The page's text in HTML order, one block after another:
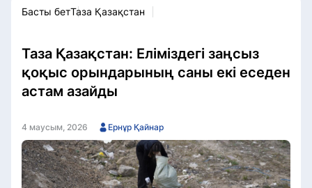
Басты бетТаза Қазақстан
Таза Қазақстан: Еліміздегі заңсыз
қоқыс орындарының саны екі еседен
астам азайды
4 маусым, 2026 Ернұр Қайнар